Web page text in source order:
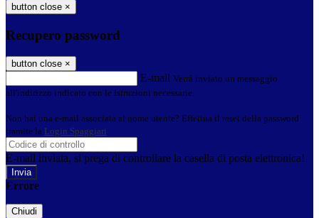
button close ×
Recupero password
button close ×
E-mail Verrà inviato un messaggio
all'indirizzo indicato con le istruzioni necessarie.
Non hai una e-mail associata al nome utente? Effettua il reset della password
tramite la Login Spaggiari
E-mail inviata, si prega di controllare la casella di posta elettronica!
Errore
Chiudi